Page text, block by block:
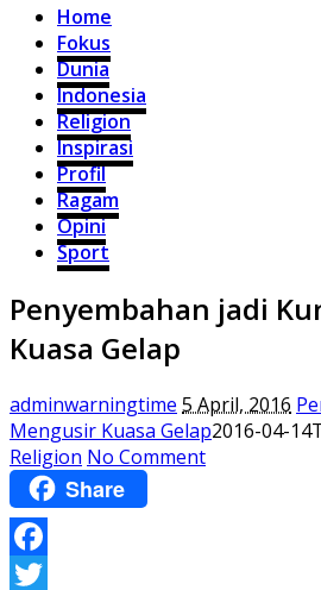
Home
Fokus
Dunia
Indonesia
Religion
Inspirasi
Profil
Ragam
Opini
Sport
Penyembahan jadi
Kuasa Gelap
adminwarningtime 5 April, 2016
Mengusir Kuasa Gelap2016-04-
Religion No Comment
Share
Facebook